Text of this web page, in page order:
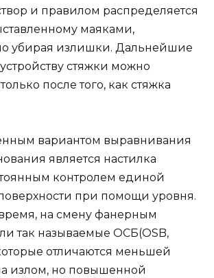
и правилом распределяется
маяками,
убирая излишки. Дальнейшие
стяжки можно
после того, как стяжка
вариантом выравнивания
является настилка
контролем единой
при помощи уровня.
на смену фанерным
так называемые ОСБ(OSB,
отличаются меньшей
излом, но повышенной